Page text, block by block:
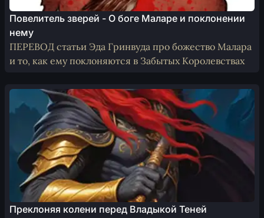
Повелитель зверей - О боге Маларе и поклонении
нему
ПЕРЕВОД статьи Эда Гринвуда про божество Малара
и то, как ему поклоняются в Забытых Королевствах
Преклоняя колени перед Владыкой Теней